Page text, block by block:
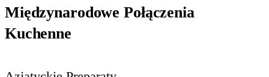
Międzynarodowe Połączenia
Kuchenne